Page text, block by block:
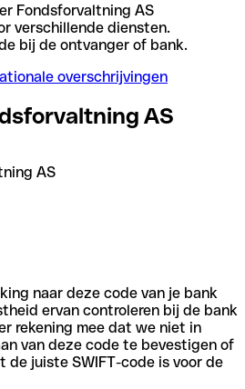
Fondsforvaltning AS
verschillende diensten.
bij de ontvanger of bank.
overschrijvingen
AS
AS
naar deze code van je bank
ervan controleren bij de bank
rekening mee dat we niet in
van deze code te bevestigen of
de juiste SWIFT-code is voor de